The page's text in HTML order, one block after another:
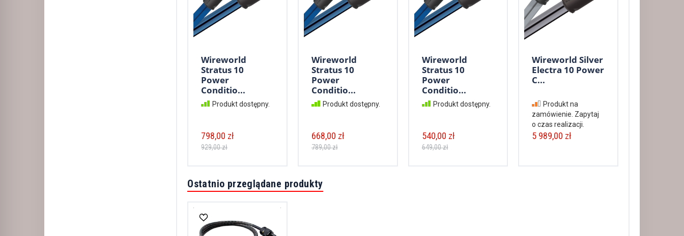
Wireworld
Stratus 10
Power
Conditio...
Produkt dostępny.
798,00 zł
929,00 zł
Wireworld
Stratus 10
Power
Conditio...
Produkt dostępny.
668,00 zł
789,00 zł
Wireworld
Stratus 10
Power
Conditio...
Produkt dostępny.
540,00 zł
649,00 zł
Wireworld Silver
Electra 10 Power
C...
Produkt na
zamówienie. Zapytaj
o czas realizacji.
5 989,00 zł
Ostatnio przeglądane produkty